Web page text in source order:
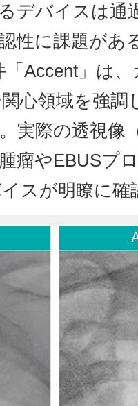
デバイスは通
性に課題があ
「Accent」は
心領域を強調
実際の透視像
瘤やEBUSプ
スが明瞭に確